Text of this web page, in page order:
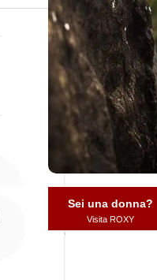
Sei una donna?
Visita ROXY